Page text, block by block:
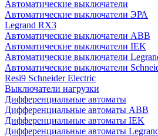
Автоматические выключатели
Автоматические выключатели ЭРА
Legrand RX3
Автоматические выключатели ABB
Автоматические выключатели IEK
Автоматические выключатели
Автоматические выключатели
Resi9 Schneider Electric
Выключатели нагрузки
Дифференциальные автоматы
Дифференциальные автоматы ABB
Дифференциальные автоматы IEK
Дифференциальные автоматы